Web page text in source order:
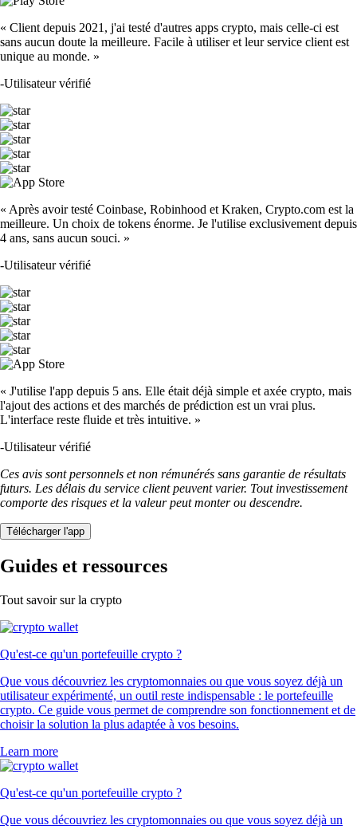
« Client depuis 2021, j'ai testé d'autres apps crypto, mais celle-ci est
sans aucun doute la meilleure. Facile à utiliser et leur service client est
unique au monde. »
-Utilisateur vérifié
« Après avoir testé Coinbase, Robinhood et Kraken, Crypto.com est la
meilleure. Un choix de tokens énorme. Je l'utilise exclusivement depuis
4 ans, sans aucun souci. »
-Utilisateur vérifié
« J'utilise l'app depuis 5 ans. Elle était déjà simple et axée crypto, mais
l'ajout des actions et des marchés de prédiction est un vrai plus.
L'interface reste fluide et très intuitive. »
-Utilisateur vérifié
Ces avis sont personnels et non rémunérés sans garantie de résultats
futurs. Les délais du service client peuvent varier. Tout investissement
comporte des risques et la valeur peut monter ou descendre.
Télécharger l'app
Guides et ressources
Tout savoir sur la crypto
Qu'est-ce qu'un portefeuille crypto ?
Que vous découvriez les cryptomonnaies ou que vous soyez déjà un
utilisateur expérimenté, un outil reste indispensable : le portefeuille
crypto. Ce guide vous permet de comprendre son fonctionnement et de
choisir la solution la plus adaptée à vos besoins.
Learn more
Qu'est-ce qu'un portefeuille crypto ?
Que vous découvriez les cryptomonnaies ou que vous soyez déjà un